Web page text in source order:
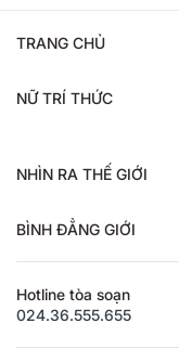
TRANG CHỦ
NỮ TRÍ THỨC
NHÌN RA THẾ GIỚI
BÌNH ĐẲNG GIỚI
Hotline tòa soạn
024.36.555.655